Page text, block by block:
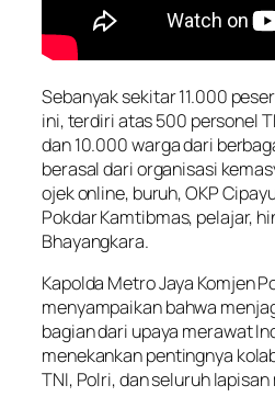
Sebanyak sekitar 11.000
ini, terdiri atas 500 personel
dan 10.000 warga dari
berasal dari organisasi
ojek online, buruh, OKP
Pokdar Kamtibmas, pelajar,
Bhayangkara.
Kapolda Metro Jaya Komjen
menyampaikan bahwa
bagian dari upaya merawat
menekankan pentingnya
TNI, Polri, dan seluruh